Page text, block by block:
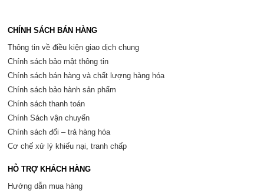
CHÍNH SÁCH BÁN HÀNG
Thông tin về điều kiện giao dịch chung
Chính sách bảo mật thông tin
Chính sách bán hàng và chất lượng hàng hóa
Chính sách bảo hành sản phẩm
Chính sách thanh toán
Chính Sách vận chuyển
Chính sách đổi – trả hàng hóa
Cơ chế xử lý khiếu nại, tranh chấp
HỖ TRỢ KHÁCH HÀNG
Hướng dẫn mua hàng